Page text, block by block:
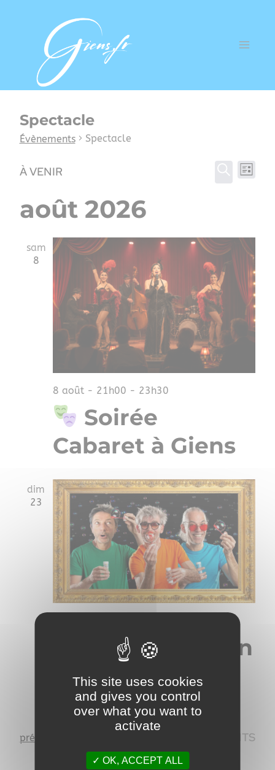
Spectacle
Évènements Spectacle
de
vues
LISTE
À VENIR
une
date.
août 2026
sam
8
Soirée
Cabaret à Giens
8 août - 21h00 - 23h30
dim
23
Les Gamins en
concert à Giens
Évènements
précédents SUIVANTS
This site uses cookies
and gives you control
over what you want to
activate
OK, ACCEPT ALL